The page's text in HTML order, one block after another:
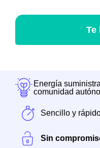
Te
Energía
comunidad
Sencillo y
Sin